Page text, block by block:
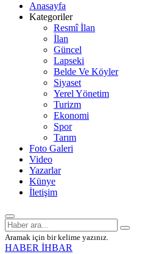
Anasayfa
Kategoriler
Resmî İlan
İlan
Güncel
Lapseki
Belde Ve Köyler
Siyaset
Yerel Yönetim
Turizm
Ekonomi
Spor
Tarım
Foto Galeri
Video
Yazarlar
Künye
İletişim
Aramak için bir kelime yazınız.
HABER İHBAR